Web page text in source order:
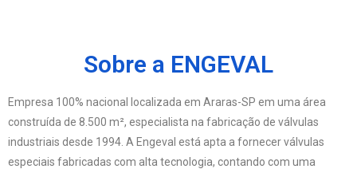
Sobre a ENGEVAL
Empresa 100% nacional localizada em Araras-SP em uma área
construída de 8.500 m², especialista na fabricação de válvulas
industriais desde 1994. A Engeval está apta a fornecer válvulas
especiais fabricadas com alta tecnologia, contando com uma